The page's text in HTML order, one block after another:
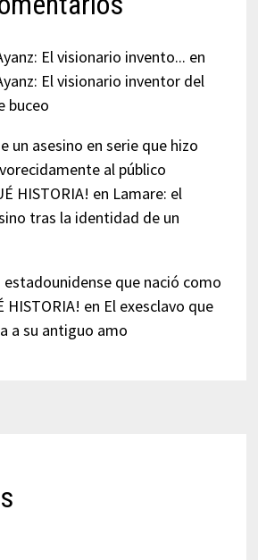
El visionario invento... en
El visionario inventor del
buceo
un asesino en serie que hizo
al público
HISTORIA! en Lamare: el
tras la identidad de un
estadounidense que nació como
HISTORIA! en El exesclavo que
a su antiguo amo